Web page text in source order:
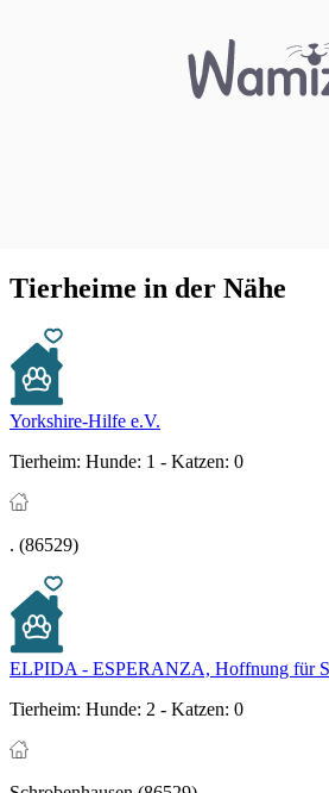
Tierheime in der Nähe
Yorkshire-Hilfe e.V.
Tierheim: Hunde: 1 - Katzen: 0
. (86529)
ELPIDA - ESPERANZA, Hoffnung für
Tierheim: Hunde: 2 - Katzen: 0